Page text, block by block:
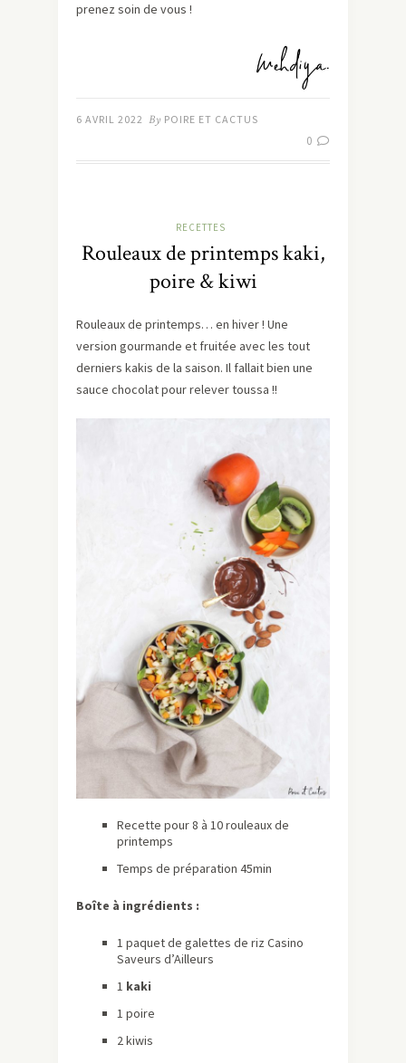
prenez soin de vous !
6 AVRIL 2022 By POIRE ET CACTUS
0
RECETTES
Rouleaux de printemps kaki,
poire & kiwi
Rouleaux de printemps… en hiver ! Une
version gourmande et fruitée avec les tout
derniers kakis de la saison. Il fallait bien une
sauce chocolat pour relever toussa !!
Recette pour 8 à 10 rouleaux de
printemps
Temps de préparation 45min
Boîte à ingrédients :
1 paquet de galettes de riz Casino
Saveurs d’Ailleurs
1 kaki
1 poire
2 kiwis